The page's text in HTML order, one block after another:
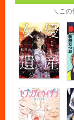
＼この